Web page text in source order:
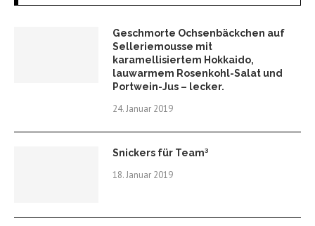
Geschmorte Ochsenbäckchen auf
Selleriemousse mit
karamellisiertem Hokkaido,
lauwarmem Rosenkohl-Salat und
Portwein-Jus – lecker.
24. Januar 2019
Snickers für Team³
18. Januar 2019